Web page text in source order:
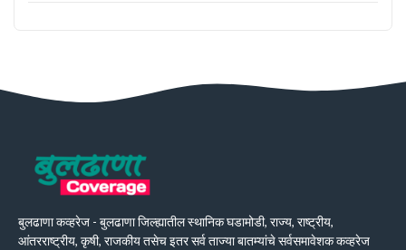
बुलढाणा कव्हरेज - बुलढाणा जिल्ह्यातील स्थानिक घडामोडी, राज्य, राष्ट्रीय,
आंतरराष्ट्रीय, कृषी, राजकीय तसेच इतर सर्व ताज्या बातम्यांचे सर्वसमावेशक कव्हरेज